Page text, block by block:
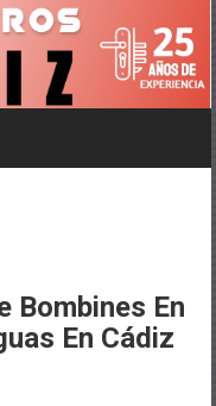
Bombines En
En Cádiz